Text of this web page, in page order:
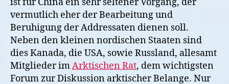
ist für China ein sehr seltener Vorgang, der
vermutlich eher der Bearbeitung und
Beruhigung der Addressaten dienen soll.
Neben den kleinen nordischen Staaten sind
dies Kanada, die USA, sowie Russland, allesamt
Mitglieder imArktischen Rat, dem wichtigsten
Forum zur Diskussion arktischer Belange. Nur